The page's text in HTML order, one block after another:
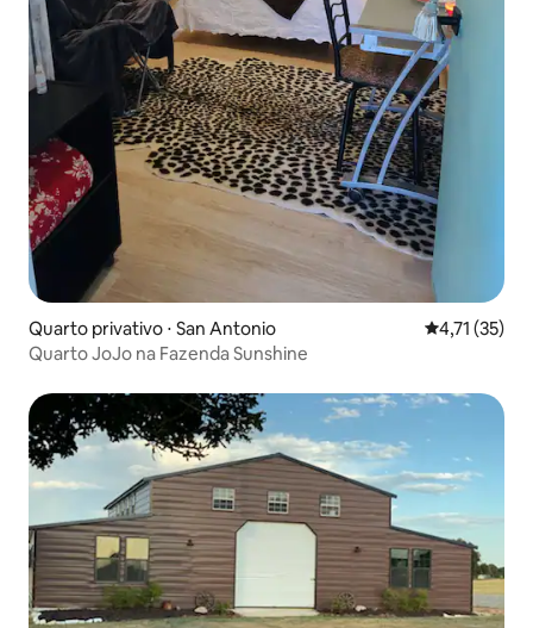
Quarto privativo ⋅ San Antonio 4,71 de uma
4,71 (35)
Quarto JoJo na Fazenda Sunshine